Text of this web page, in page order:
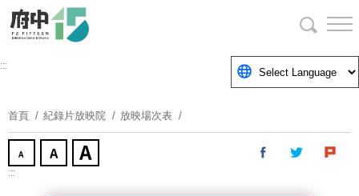
要
塊
:::
首頁 紀錄片放映院 放映場次表
:::